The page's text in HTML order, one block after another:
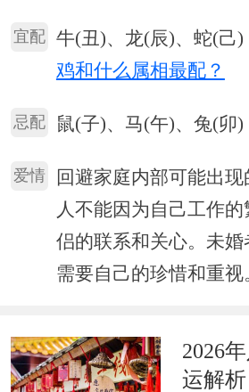
宜配 牛(丑)、龙(辰)、蛇(己
鸡和什么属相最配？
忌配 鼠(子)、马(午)、兔(卯)
爱情
回避家庭内部可能出
人不能因为自己工作
侣的联系和关心。未婚
需要自己的珍惜和重视
2026
运解析